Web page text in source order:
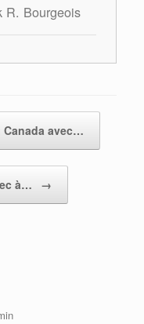
R. Bourgeois
avec…
à… →